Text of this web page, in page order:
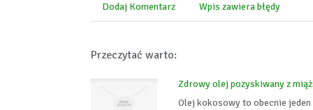
Dodaj Komentarz Wpis zawiera błędy
Przeczytać warto:
Zdrowy olej pozyskiwany z
Olej kokosowy to obecnie